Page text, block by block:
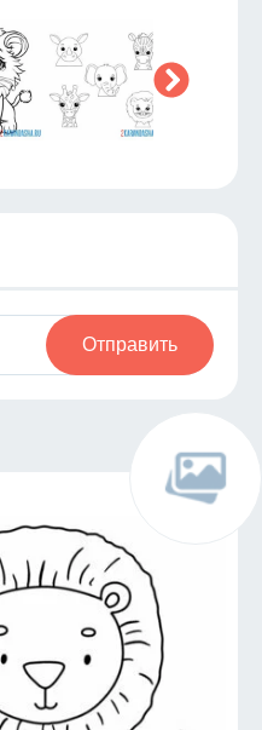
Отправить